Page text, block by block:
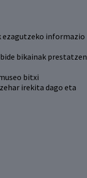
ezagutzeko informazio
bikainak prestatzen
bitxi
irekita dago eta